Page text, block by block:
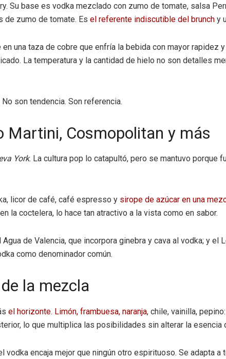
base es vodka mezclado con zumo de tomate, salsa
de zumo de tomate. Es el referente indiscutible del brunch y
una taza de cobre que enfría la bebida con mayor rapidez
La temperatura y la cantidad de hielo no son detalles
son tendencia. Son referencia.
Martini, Cosmopolitan y más
York. La cultura pop lo catapultó, pero se mantuvo porque
licor de café, café espresso y sirope de azúcar en una
la coctelera, lo hace tan atractivo a la vista como en sabor.
de Valencia, que incorpora ginebra y cava al vodka; y
como denominador común.
la mezcla
el horizonte. Limón, frambuesa, naranja, chile, vainilla,
lo que multiplica las posibilidades sin alterar la esencia
vodka encaja mejor que ningún otro espirituoso. Se adapta